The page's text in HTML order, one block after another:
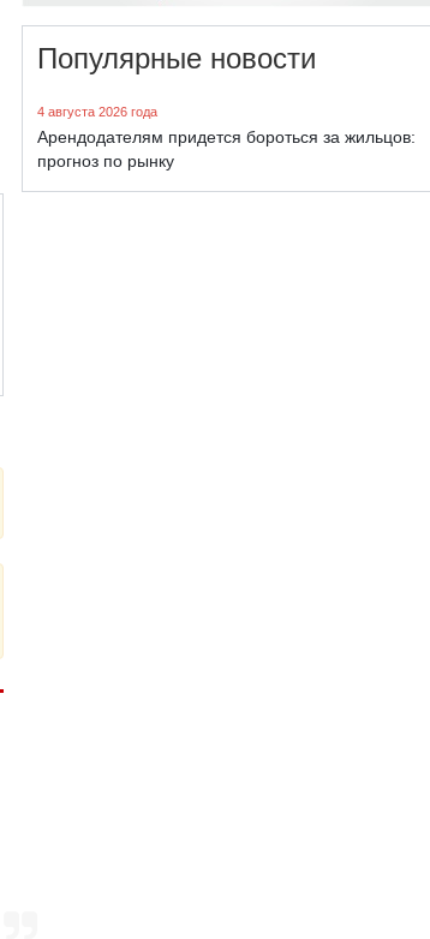
Популярные новости
4 августа 2026 года
Арендодателям придется бороться за жильцов:
прогноз по рынку